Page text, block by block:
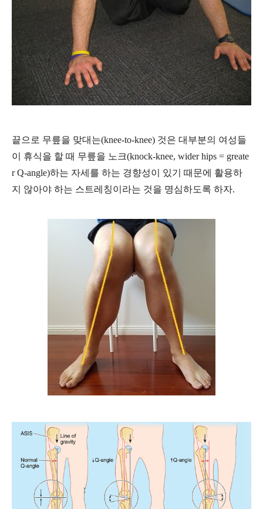
끝으로 무릎을 맞대는(knee-to-knee) 것은 대부분의 여성들
이 휴식을 할 때 무릎을 노크(knock-knee, wider hips = greate
r Q-angle)하는 자세를 하는 경향성이 있기 때문에 활용하
지 않아야 하는 스트레칭이라는 것을 명심하도록 하자.